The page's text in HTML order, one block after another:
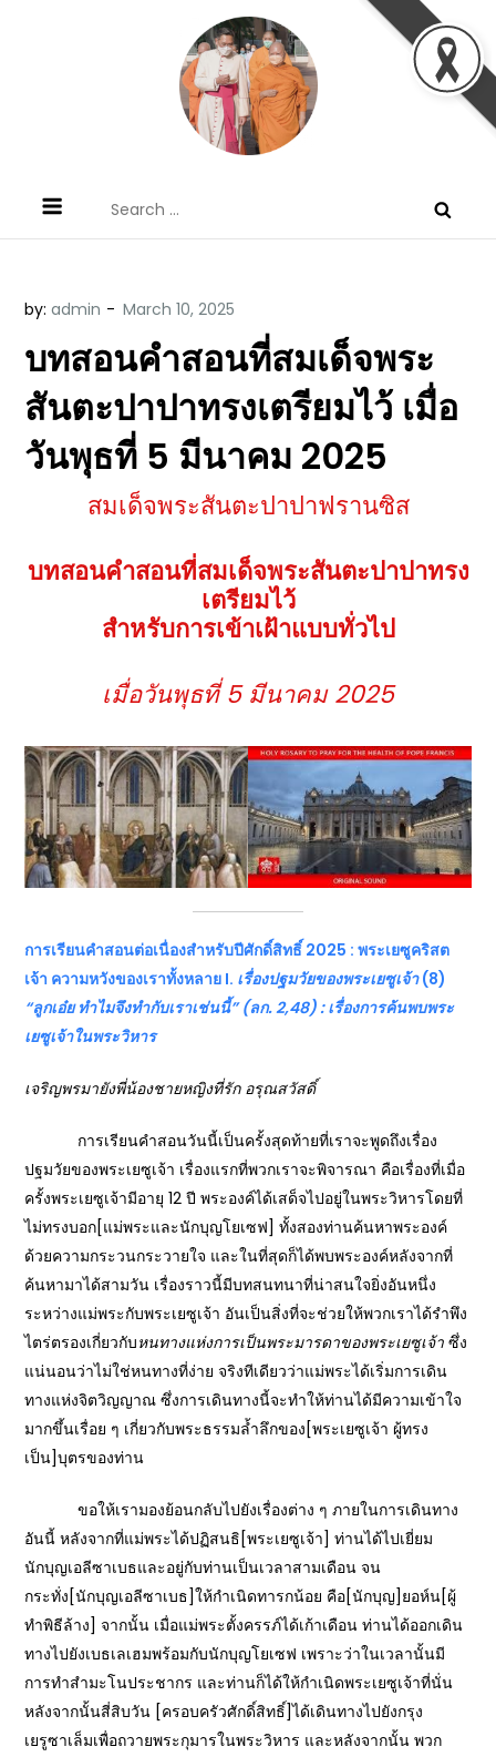
ประทานพระพรแก่พวกท่านท้งหลายเทอญ
for:
by:admin
บทสอนคำสอนที่สมเด็จพระ
สันตะปาปาทรงเตรียมไว้ เมื่อ
วันพุธที่ 5 มีนาคม 2025
สมเด็จพระสันตะปาปาฟรานซิส
บทสอนคำสอนที่สมเด็จพระสันตะปาปาทรง
เตรียมไว้
สำหรับการเข้าเฝ้าแบบทั่วไป
เมื่อวันพุธที่5 มีนาคม 2025
การเรียนคำสอนต่อเนื่องสำหรับปีศักดิ์สิทธิ์ 2025 : พระเยซูคริสต
เจ้า ความหวังของเราทั้งหลาย I. เรื่องปฐมวัยของพระเยซูเจ้า(8)
“ลูกเอ๋ย ทำไมจึงทำกับเราเช่นนี้” (ลก. 2,48) : เรื่องการค้นพบพระ
เยซูเจ้าในพระวิหาร
เจริญพรมายังพี่น้องชายหญิงที่รัก อรุณสวัสดิ์
การเรียนคำสอนวันนี้เป็นครั้งสุดท้ายที่เราจะพูดถึงเรื่อง
ปฐมวัยของพระเยซูเจ้า เรื่องแรกที่พวกเราจะพิจารณา คือเรื่องที่เมื่อ
ครั้งพระเยซูเจ้ามีอายุ 12 ปี พระองค์ได้เสด็จไปอยู่ในพระวิหารโดยที่
ไม่ทรงบอก[แม่พระและนักบุญโยเซฟ] ทั้งสองท่านค้นหาพระองค์
ด้วยความกระวนกระวายใจ และในที่สุดก็ได้พบพระองค์หลังจากที่
ค้นหามาได้สามวัน เรื่องราวนี้มีบทสนทนาที่น่าสนใจยิ่งอันหนึ่ง
ระหว่างแม่พระกับพระเยซูเจ้า อันเป็นสิ่งที่จะช่วยให้พวกเราได้รำพึง
ไตร่ตรองเกี่ยวกับหนทางแห่งการเป็นพระมารดาของพระเยซูเจ้า ซึ่ง
แน่นอนว่าไม่ใช่หนทางที่ง่าย จริงทีเดียวว่าแม่พระได้เริ่มการเดิน
ทางแห่งจิตวิญญาณ ซึ่งการเดินทางนี้จะทำให้ท่านได้มีความเข้าใจ
มากขึ้นเรื่อย ๆ เกี่ยวกับพระธรรมล้ำลึกของ[พระเยซูเจ้า ผู้ทรง
เป็น]บุตรของท่าน
ขอให้เรามองย้อนกลับไปยังเรื่องต่าง ๆ ภายในการเดินทาง
อันนี้ หลังจากที่แม่พระได้ปฏิสนธิ[พระเยซูเจ้า] ท่านได้ไปเยี่ยม
นักบุญเอลีซาเบธและอยู่กับท่านเป็นเวลาสามเดือน จน
กระทั่ง[นักบุญเอลีซาเบธ]ให้กำเนิดทารกน้อย คือ[นักบุญ]ยอห์น[ผู้
ทำพิธีล้าง] จากนั้น เมื่อแม่พระตั้งครรภ์ได้เก้าเดือน ท่านได้ออกเดิน
ทางไปยังเบธเลเฮมพร้อมกับนักบุญโยเซฟ เพราะว่าในเวลานั้นมี
การทำสำมะโนประชากร และท่านก็ได้ให้กำเนิดพระเยซูเจ้าที่นั่น
หลังจากนั้นสี่สิบวัน [ครอบครัวศักดิ์สิทธิ์]ได้เดินทางไปยังกรุง
เยรูซาเล็มเพื่อถวายพระกุมารในพระวิหาร และหลังจากนั้น พวก